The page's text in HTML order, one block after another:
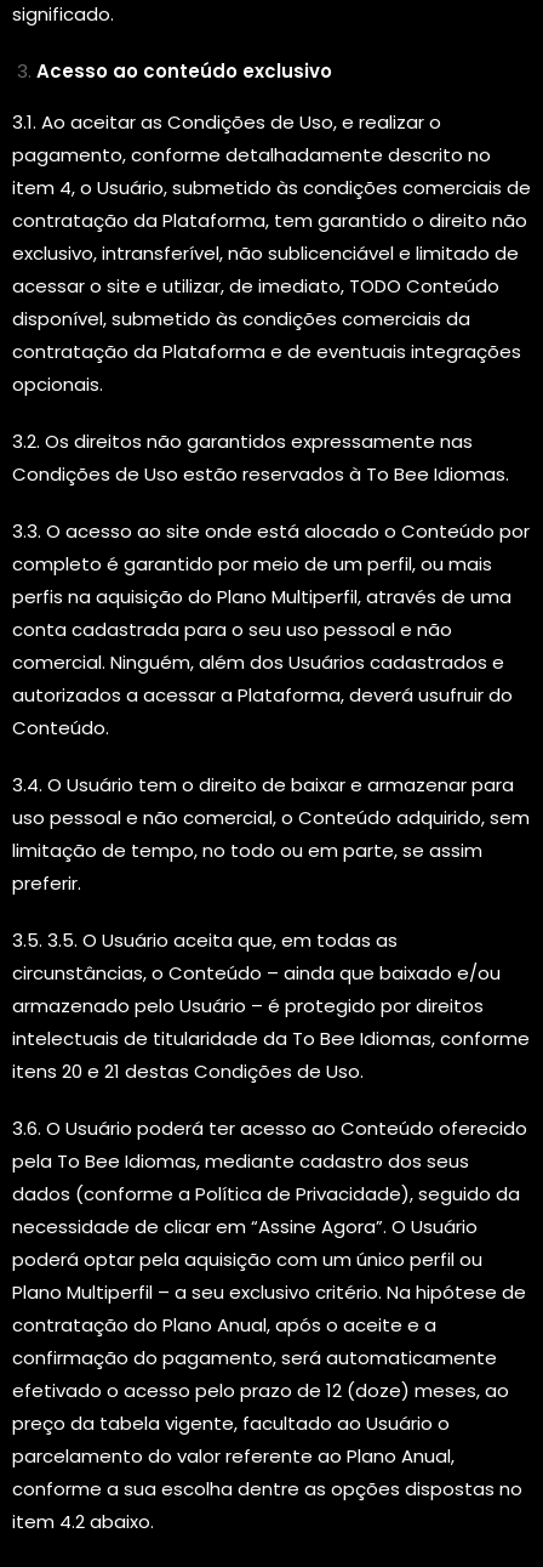
significado.
Acesso ao conteúdo exclusivo
3.1. Ao aceitar as Condições de Uso, e realizar o
pagamento, conforme detalhadamente descrito no
item 4, o Usuário, submetido às condições comerciais de
contratação da Plataforma, tem garantido o direito não
exclusivo, intransferível, não sublicenciável e limitado de
acessar o site e utilizar, de imediato, TODO Conteúdo
disponível, submetido às condições comerciais da
contratação da Plataforma e de eventuais integrações
opcionais.
3.2. Os direitos não garantidos expressamente nas
Condições de Uso estão reservados à To Bee Idiomas.
3.3. O acesso ao site onde está alocado o Conteúdo por
completo é garantido por meio de um perfil, ou mais
perfis na aquisição do Plano Multiperfil, através de uma
conta cadastrada para o seu uso pessoal e não
comercial. Ninguém, além dos Usuários cadastrados e
autorizados a acessar a Plataforma, deverá usufruir do
Conteúdo.
3.4. O Usuário tem o direito de baixar e armazenar para
uso pessoal e não comercial, o Conteúdo adquirido, sem
limitação de tempo, no todo ou em parte, se assim
preferir.
3.5. 3.5. O Usuário aceita que, em todas as
circunstâncias, o Conteúdo – ainda que baixado e/ou
armazenado pelo Usuário – é protegido por direitos
intelectuais de titularidade da To Bee Idiomas, conforme
itens 20 e 21 destas Condições de Uso.
3.6. O Usuário poderá ter acesso ao Conteúdo oferecido
pela To Bee Idiomas, mediante cadastro dos seus
dados (conforme a Política de Privacidade), seguido da
necessidade de clicar em “Assine Agora”. O Usuário
poderá optar pela aquisição com um único perfil ou
Plano Multiperfil – a seu exclusivo critério. Na hipótese de
contratação do Plano Anual, após o aceite e a
confirmação do pagamento, será automaticamente
efetivado o acesso pelo prazo de 12 (doze) meses, ao
preço da tabela vigente, facultado ao Usuário o
parcelamento do valor referente ao Plano Anual,
conforme a sua escolha dentre as opções dispostas no
item 4.2 abaixo.